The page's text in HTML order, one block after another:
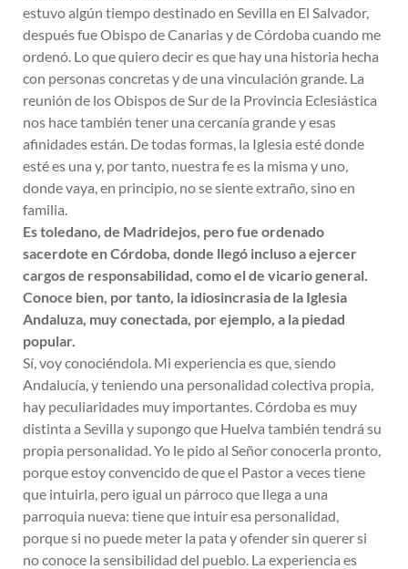
estuvo algún tiempo destinado en Sevilla en El Salvador,
después fue Obispo de Canarias y de Córdoba cuando me
ordenó. Lo que quiero decir es que hay una historia hecha
con personas concretas y de una vinculación grande. La
reunión de los Obispos de Sur de la Provincia Eclesiástica
nos hace también tener una cercanía grande y esas
afinidades están. De todas formas, la Iglesia esté donde
esté es una y, por tanto, nuestra fe es la misma y uno,
donde vaya, en principio, no se siente extraño, sino en
familia.
Es toledano, de Madridejos, pero fue ordenado
sacerdote en Córdoba, donde llegó incluso a ejercer
cargos de responsabilidad, como el de vicario general.
Conoce bien, por tanto, la idiosincrasia de la Iglesia
Andaluza, muy conectada, por ejemplo, a la piedad
popular.
Sí, voy conociéndola. Mi experiencia es que, siendo
Andalucía, y teniendo una personalidad colectiva propia,
hay peculiaridades muy importantes. Córdoba es muy
distinta a Sevilla y supongo que Huelva también tendrá su
propia personalidad. Yo le pido al Señor conocerla pronto,
porque estoy convencido de que el Pastor a veces tiene
que intuirla, pero igual un párroco que llega a una
parroquia nueva: tiene que intuir esa personalidad,
porque si no puede meter la pata y ofender sin querer si
no conoce la sensibilidad del pueblo. La experiencia es